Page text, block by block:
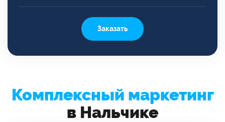
Заказать
Комплексный маркетинг
в Нальчике